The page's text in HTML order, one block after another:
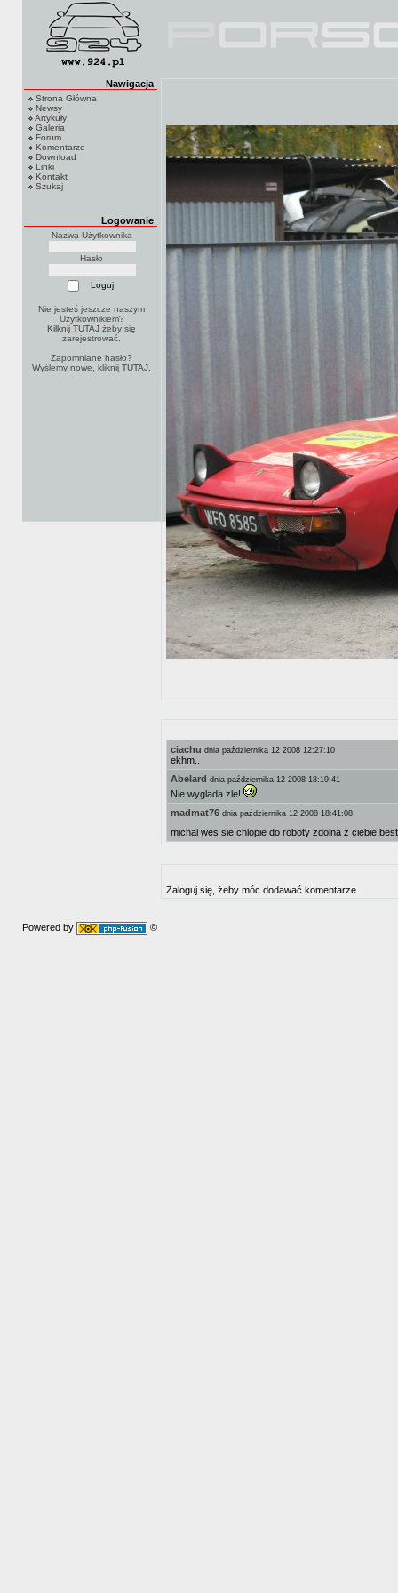
Nawigacja
Strona Główna
Newsy
Artykuły
Galeria
Forum
Komentarze
Download
Linki
Kontakt
Szukaj
Logowanie
Nazwa Użytkownika
Hasło
Nie jesteś jeszcze naszym
Użytkownikiem?
Kilknij TUTAJ żeby się
zarejestrować.
Zapomniane hasło?
Wyślemy nowe, kliknijTUTAJ
ciachu dnia października 12 2008 12:27:10
ekhm..
Abelard dnia października 12 2008 18:19:41
Nie wyglada zle!
madmat76 dnia października 12 2008 18:41:08
michal wes sie chlopie do roboty zdolna z ciebie
Zaloguj się, żeby móc dodawać komentarze.
Powered by ©